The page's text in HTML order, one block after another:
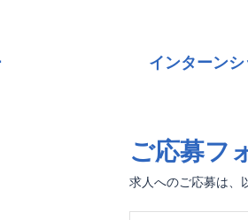
インターン
ご応募フ
求人へのご応募は、